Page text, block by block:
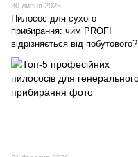
30 липня 2026
Пилосос для сухого
прибирання: чим PROFI
відрізняється від побутового?